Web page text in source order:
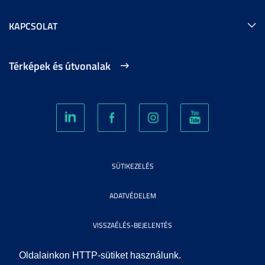
Oldalainkon HTTP-sütiket használunk.
KAPCSOLAT
Térképek és útvonalak
SÜTIKEZELÉS
ADATVÉDELEM
VISSZAÉLÉS-BEJELENTÉS
KÖZÉRDEKŰ ADATOK